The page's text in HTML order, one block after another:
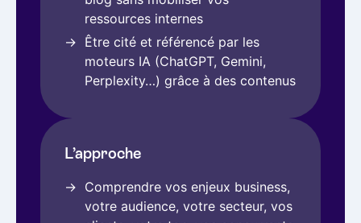
ressources internes
Être cité et référencé par les
moteurs IA (ChatGPT, Gemini,
Perplexity…) grâce à des contenus
L’approche
Comprendre vos enjeux business,
votre audience, votre secteur, vos